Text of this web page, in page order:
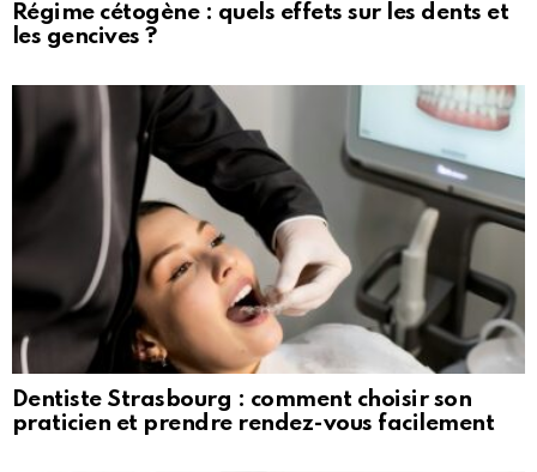
Régime cétogène : quels effets sur les dents et
les gencives ?
Dentiste Strasbourg : comment choisir son
praticien et prendre rendez-vous facilement